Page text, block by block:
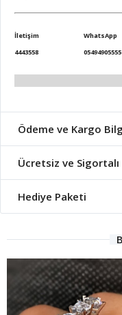
İletişim
4443558
WhatsApp
05494905555
Ödeme ve Kargo
Ücretsiz ve
Hediye Paketi